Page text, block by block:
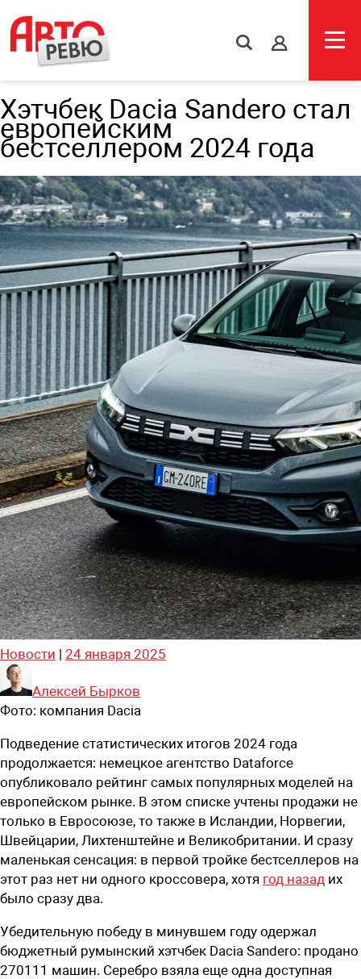
s
Хэтчбек Dacia Sandero стал
европейским
бестселлером 2024 года
Новости | 24 января 2025
Алексей Бырков
Фото: компания Dacia
Подведение статистических итогов 2024 года
продолжается: немецкое агентство Dataforce
опубликовало рейтинг самых популярных моделей на
европейском рынке. В этом списке учтены продажи не
только в Евросоюзе, то также в Исландии, Норвегии,
Швейцарии, Лихтенштейне и Великобритании. И сразу
маленькая сенсация: в первой тройке бестселлеров на
этот раз нет ни одного кроссовера, хотя год назад их
было сразу два.
Убедительную победу в минувшем году одержал
бюджетный румынский хэтчбек Dacia Sandero: продано
270111 машин. Серебро взяла еще одна доступная